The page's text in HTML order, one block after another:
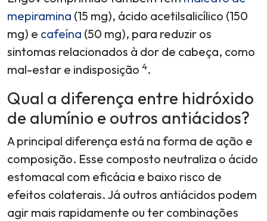
mepiramina (15 mg), ácido acetilsalicílico (150
mg) e cafeína (50 mg), para reduzir os
sintomas relacionados à dor de cabeça, como
mal-estar e indisposição 4.
Qual a diferença entre hidróxido
de alumínio e outros antiácidos?
A principal diferença está na forma de ação e
composição. Esse composto neutraliza o ácido
estomacal com eficácia e baixo risco de
efeitos colaterais. Já outros antiácidos podem
agir mais rapidamente ou ter combinações